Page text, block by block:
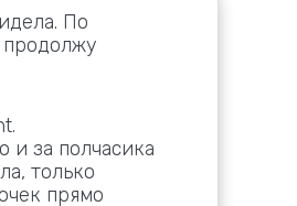
По
продолжу
и за полчасика
только
прямо